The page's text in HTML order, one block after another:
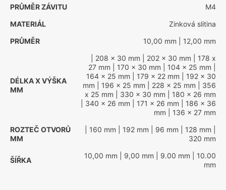
PRŮMĚR ZÁVITU
M4
MATERIÁL
Zinková slitina
PRŮMĚR
10,00 mm | 12,00 mm
DÉLKA X VÝŠKA
MM
| 208 x 30 mm | 202 x 30 mm | 178 x
27 mm | 170 x 30 mm | 104 x 25 mm
164 x 25 mm | 179 x 22 mm | 192 x 30
mm | 196 x 25 mm | 228 x 25 mm | 356
x 25 mm | 330 x 30 mm | 180 x 26 mm
| 340 x 26 mm | 171 x 26 mm | 186 x 36
mm | 136 x 27 mm
ROZTEČ OTVORŮ
MM
| 160 mm | 192 mm | 96 mm | 128 mm
320 mm
ŠÍŘKA
10,00 mm | 9,00 mm | 9.00 mm | 10.00
mm